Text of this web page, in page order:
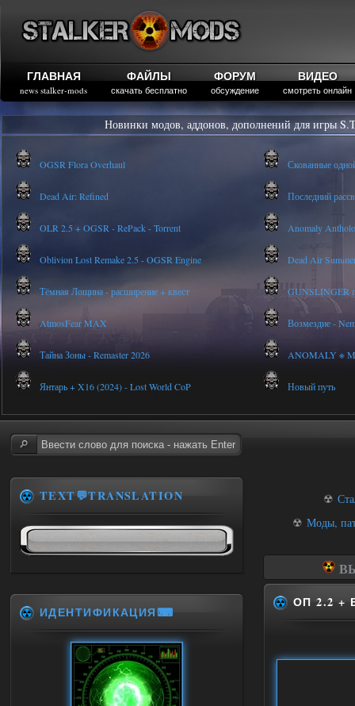
ГЛАВНАЯ
news stalker-mods
ФАЙЛЫ
скачать бесплатно
ФОРУМ
обсуждение
ВИДЕО
смотреть онлайн
Новинки модов, аддонов, дополнений для игры
OGSR Flora Overhaul Скованные
Dead Air: Refined Последний
OLR 2.5 + OGSR - RePack - Torrent Anomaly
Oblivion Lost Remake 2.5 - OGSR Engine Dead Air
Тёмная Лощина - расширение + квест GUNSLINGER
AtmosFear MAX Возмездие -
Тайна Зоны - Remaster 2026 ANOMALY ※
Янтарь + X16 (2024) - Lost World CoP Новый путь
☢
☢ Моды,
ОП 2.2 +
TEXT💬TRANSLATION
ИДЕНТИФИКАЦИЯ⌨